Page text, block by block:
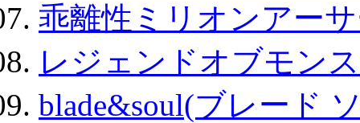
乖離性ミリオンアー
レジェンドオブモン
blade&soul(ブレード